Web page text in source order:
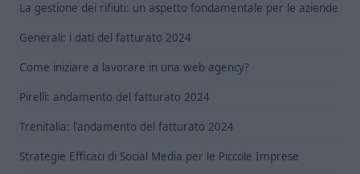
La gestione dei rifiuti: un aspetto fondamentale per le aziende
Generali: i dati del fatturato 2024
Come iniziare a lavorare in una web agency?
Pirelli: andamento del fatturato 2024
Trenitalia: l'andamento del fatturato 2024
Strategie Efficaci di Social Media per le Piccole Imprese